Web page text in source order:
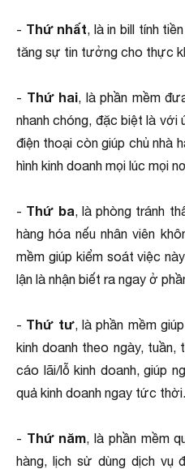
- Thứ nhất, là in bill tính
tăng sự tin tưởng cho thực
- Thứ hai, là phần mềm
nhanh chóng, đặc biệt là với
điện thoại còn giúp chủ nhà
hình kinh doanh mọi lúc mọi
- Thứ ba, là phòng tránh
hàng hóa nếu nhân viên
mềm giúp kiểm soát việc
lận là nhận biết ra ngay ở
- Thứ tư, là phần mềm
kinh doanh theo ngày,
cáo lãi/lỗ kinh doanh, giúp
quả kinh doanh ngay tức thời.
- Thứ năm, là phần mềm
hàng, lịch sử dùng dịch vụ